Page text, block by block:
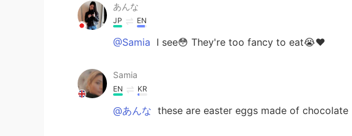
あんな
JP EN
@Samia I see😳 They're too fancy to eat😭♥️
Samia
EN KR
@あんな these are easter eggs made of chocolate